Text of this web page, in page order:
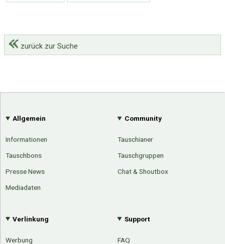
zurück zur Suche
Allgemein
Informationen
Tauschbons
Presse News
Mediadaten
Community
Tauschianer
Tauschgruppen
Chat & Shoutbox
Verlinkung
Werbung
Support
FAQ